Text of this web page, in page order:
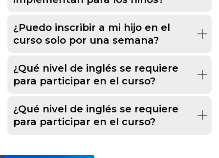
¿Puedo inscribir a mi hijo en el
curso solo por una semana?
¿Qué nivel de inglés se requiere
para participar en el curso?
¿Qué nivel de inglés se requiere
para participar en el curso?